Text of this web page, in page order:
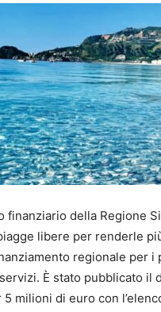
finanziario della Regione
libere per renderle
regionale per
È stato pubblicato il
milioni di euro con